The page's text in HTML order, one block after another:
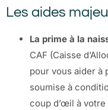
Les aides
La prime à la
CAF (Caisse
pour vous aider à
soumise à
coup d’œil à